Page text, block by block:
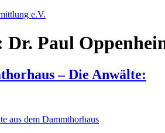
e.V.
Dr. Paul
– Die Anwälte:
aus dem Dammthorhaus